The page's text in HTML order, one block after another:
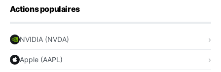
Actions populaires
NVIDIA (NVDA)
Apple (AAPL)